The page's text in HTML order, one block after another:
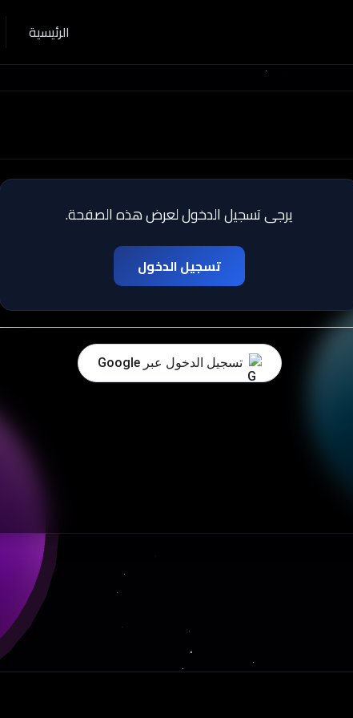
الرئيسية
يرجى تسجيل الدخول لعرض هذه الصفحة.
تسجيل الدخول
تسجيل الدخول عبر Google